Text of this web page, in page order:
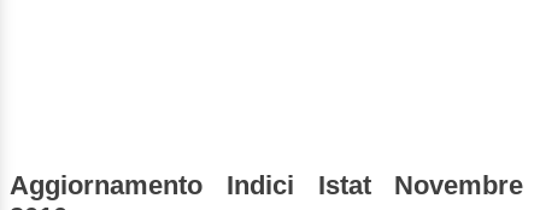
Aggiornamento Indici Istat Novembre